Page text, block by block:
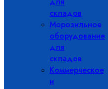
складов
Морозильное
оборудование
для
складов
Коммерческое
и